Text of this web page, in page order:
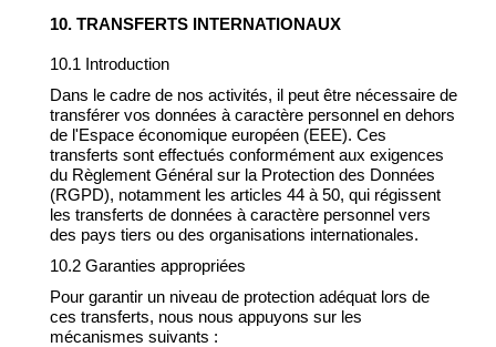
10. TRANSFERTS INTERNATIONAUX
10.1 Introduction
Dans le cadre de nos activités, il peut être nécessaire de
transférer vos données à caractère personnel en dehors
de l'Espace économique européen (EEE). Ces
transferts sont effectués conformément aux exigences
du Règlement Général sur la Protection des Données
(RGPD), notamment les articles 44 à 50, qui régissent
les transferts de données à caractère personnel vers
des pays tiers ou des organisations internationales.
10.2 Garanties appropriées
Pour garantir un niveau de protection adéquat lors de
ces transferts, nous nous appuyons sur les
mécanismes suivants :